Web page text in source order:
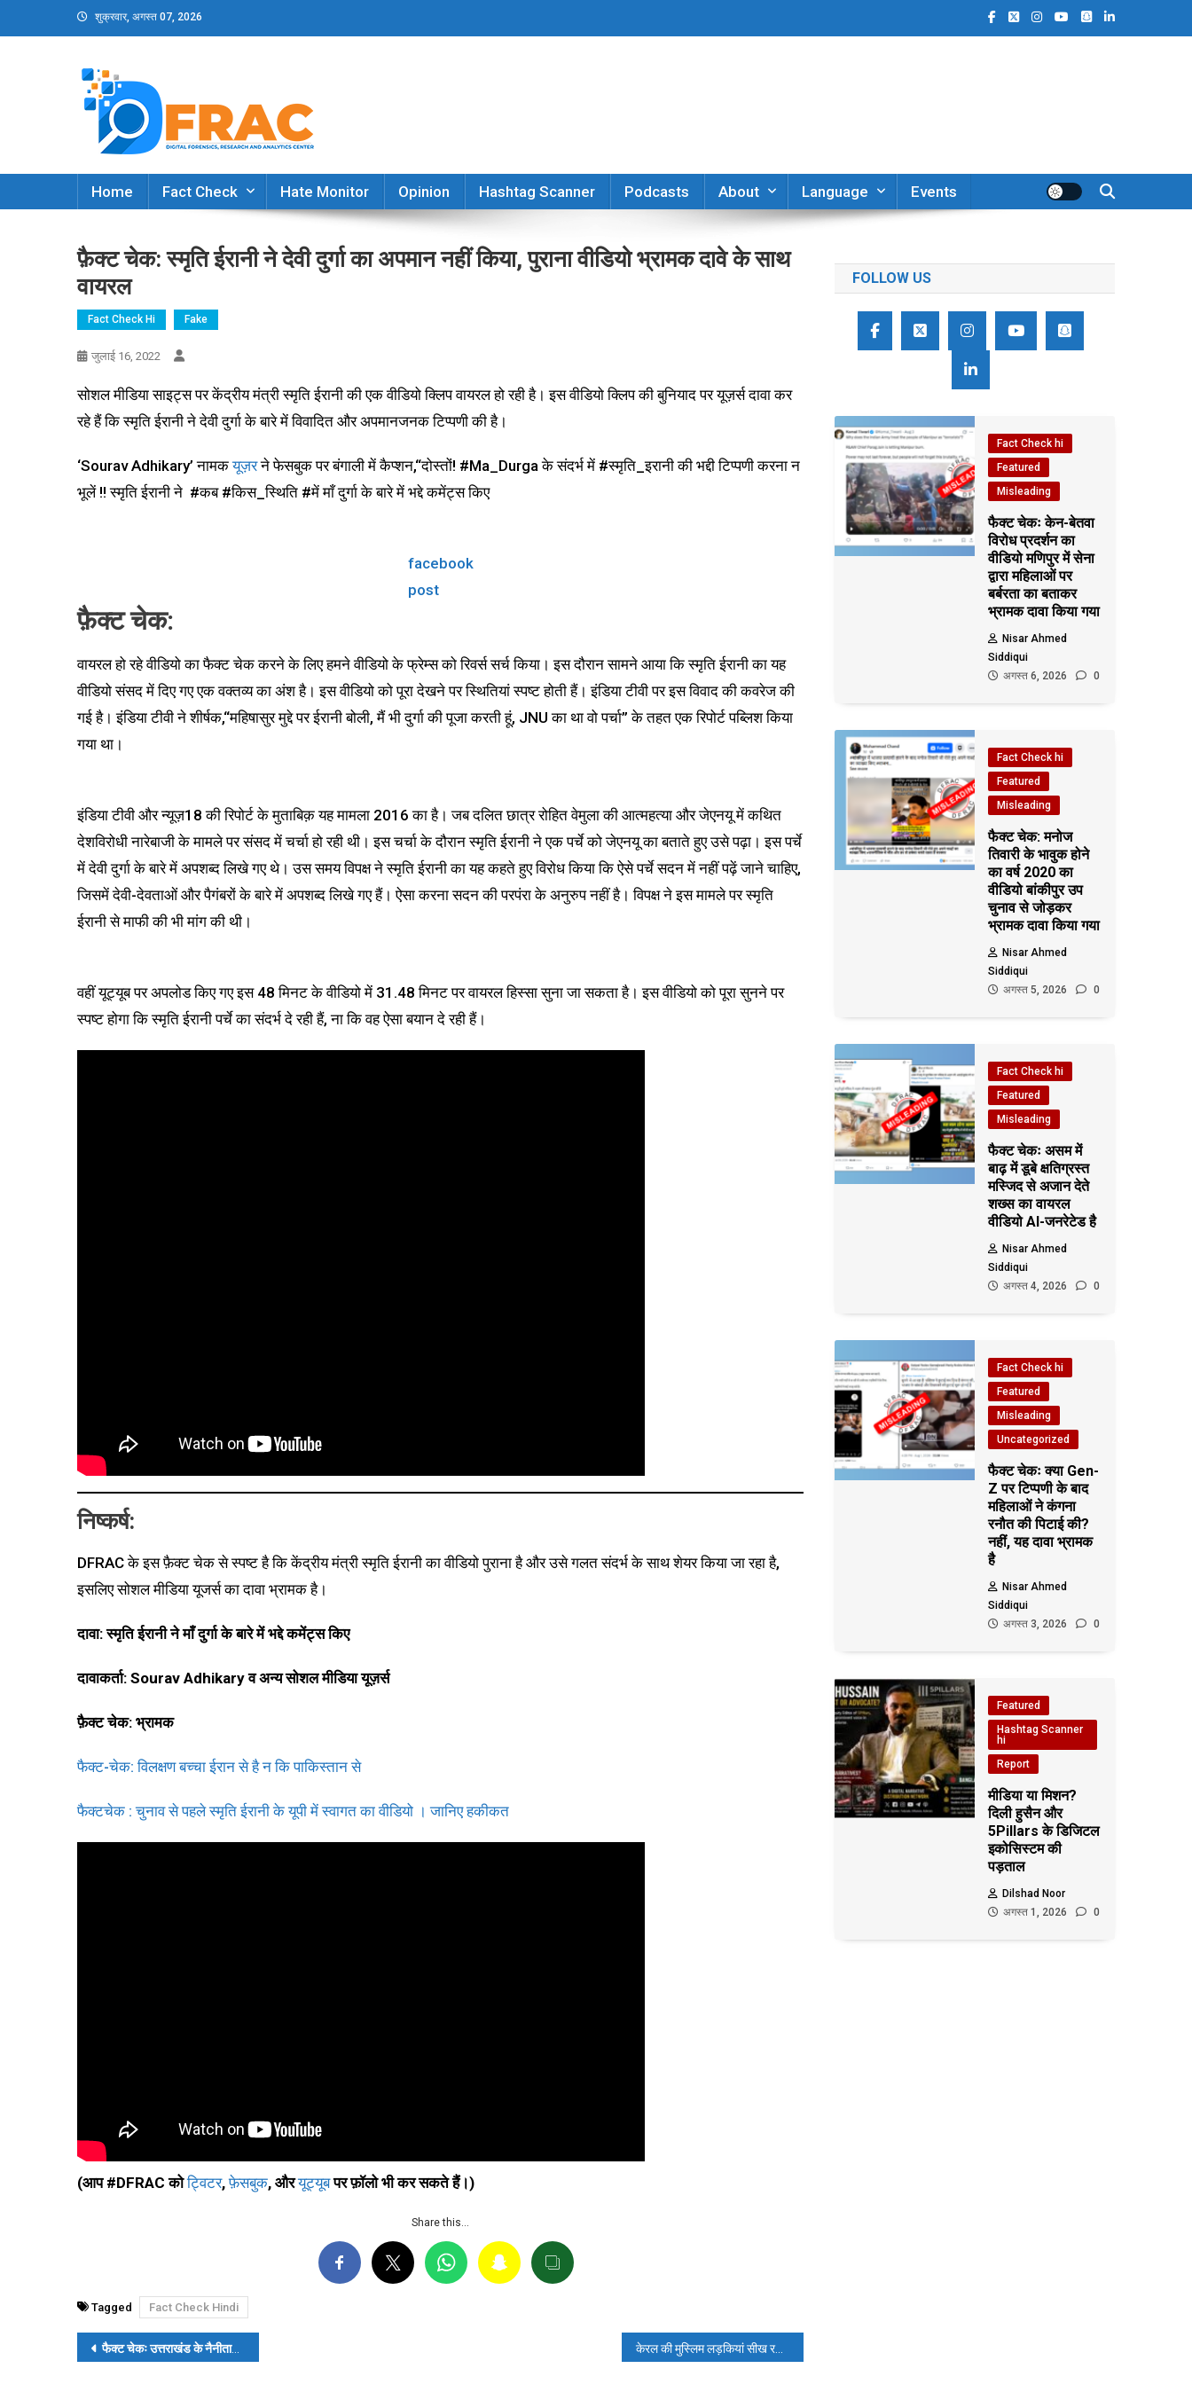
to
शुक्रवार, अगस्त 07, 2026
DFRAC_ORG
Digital Forensics, Research and Analytics Center
Home
Fact Check Hate Monitor Opinion Hashtag Scanner Podcasts About Language Events
फ़ैक्ट चेक: स्मृति ईरानी ने देवी दुर्गा का अपमान नहीं किया, पुराना वीडियो भ्रामक दावे के साथ
वायरल
Fact Check Hi Fake
जुलाई 16, 2022
सोशल मीडिया साइट्स पर केंद्रीय मंत्री स्मृति ईरानी की एक वीडियो क्लिप वायरल हो रही है। इस वीडियो क्लिप की बुनियाद पर यूज़र्स दावा कर
रहे हैं कि स्मृति ईरानी ने देवी दुर्गा के बारे में विवादित और अपमानजनक टिप्पणी की है।
‘Sourav Adhikary’ नामकयूज़रने फेसबुक पर बंगाली में कैप्शन,“दोस्तों! #Ma_Durga के संदर्भ में #स्मृति_इरानी की भद्दी टिप्पणी करना न
भूलें !! स्मृति ईरानी ने #कब #किस_स्थिति #में माँ दुर्गा के बारे में भद्दे कमेंट्स किए
facebook
post
फ़ैक्ट चेक:
वायरल हो रहे वीडियो का फैक्ट चेक करने के लिए हमने वीडियो के फ्रेम्स को रिवर्स सर्च किया। इस दौरान सामने आया कि स्मृति ईरानी का यह
वीडियो संसद में दिए गए एक वक्तव्य का अंश है। इस वीडियो को पूरा देखने पर स्थितियां स्पष्ट होती हैं। इंडिया टीवी पर इस विवाद की कवरेज की
गई है। इंडिया टीवी ने शीर्षक,“महिषासुर मुद्दे पर ईरानी बोली, मैं भी दुर्गा की पूजा करती हूं, JNU का था वो पर्चा” के तहत एक रिपोर्ट पब्लिश किया
गया था।
इंडिया टीवी और न्यूज़18 की रिपोर्ट के मुताबिक़ यह मामला 2016 का है। जब दलित छात्र रोहित वेमुला की आत्महत्या और जेएनयू में कथित
देशविरोधी नारेबाजी के मामले पर संसद में चर्चा हो रही थी। इस चर्चा के दौरान स्मृति ईरानी ने एक पर्चे को जेएनयू का बताते हुए उसे पढ़ा। इस पर्चे
में देवी दुर्गा के बारे में अपशब्द लिखे गए थे। उस समय विपक्ष ने स्मृति ईरानी का यह कहते हुए विरोध किया कि ऐसे पर्चे सदन में नहीं पढ़ें जाने चाहिए,
जिसमें देवी-देवताओं और पैगंबरों के बारे में अपशब्द लिखे गए हैं। ऐसा करना सदन की परपंरा के अनुरुप नहीं है। विपक्ष ने इस मामले पर स्मृति
ईरानी से माफी की भी मांग की थी।
वहीं यूट्यूब पर अपलोड किए गए इस 48 मिनट के वीडियो में 31.48 मिनट पर वायरल हिस्सा सुना जा सकता है। इस वीडियो को पूरा सुनने पर
स्पष्ट होगा कि स्मृति ईरानी पर्चे का संदर्भ दे रही हैं, ना कि वह ऐसा बयान दे रही हैं।
निष्कर्ष:
DFRAC के इस फ़ैक्ट चेक से स्पष्ट है कि केंद्रीय मंत्री स्मृति ईरानी का वीडियो पुराना है और उसे गलत संदर्भ के साथ शेयर किया जा रहा है,
इसलिए सोशल मीडिया यूजर्स का दावा भ्रामक है।
दावा: स्मृति ईरानी ने माँ दुर्गा के बारे में भद्दे कमेंट्स किए
दावाकर्ता: Sourav Adhikary व अन्य सोशल मीडिया यूज़र्स
फ़ैक्ट चेक: भ्रामक
फैक्ट-चेक: विलक्षण बच्चा ईरान से है न कि पाकिस्तान से
फैक्टचेक : चुनाव से पहले स्मृति ईरानी के यूपी में स्वागत का वीडियो । जानिए हकीकत
(आप #DFRAC कोट्विटर,फ़ेसबुक, औरयूट्यूब पर फ़ॉलो भी कर सकते हैं।)
Share this…
Tagged Fact Check Hindi
पोस्ट
फैक्ट चेकः उत्तराखंड के नैनीताल में आए बाढ़ का पुराना वीडियो श्रीगंगानगर बाढ़ का बताकर वायरल केरल की मुस्लिम लड़कियां सीख रहीं हिन्दू युद्ध विद्या? पढ़ें- फैक्ट चेक
FOLLOW US
Fact Check hi
Featured
Misleading
फैक्ट चेकः केन-बेतवा
विरोध प्रदर्शन का
वीडियो मणिपुर में सेना
द्वारा महिलाओं पर
बर्बरता का बताकर
भ्रामक दावा किया गया
Nisar Ahmed
Siddiqui
अगस्त 6, 2026
0
Fact Check hi
Featured
Misleading
फैक्ट चेक: मनोज
तिवारी के भावुक होने
का वर्ष 2020 का
वीडियो बांकीपुर उप
चुनाव से जोड़कर
भ्रामक दावा किया गया
Nisar Ahmed
Siddiqui
अगस्त 5, 2026
0
Fact Check hi
Featured
Misleading
फैक्ट चेकः असम में
बाढ़ में डूबे क्षतिग्रस्त
मस्जिद से अजान देते
शख्स का वायरल
वीडियो AI-जनरेटेड है
Nisar Ahmed
Siddiqui
अगस्त 4, 2026
0
Fact Check hi
Featured
Misleading
Uncategorized
फैक्ट चेकः क्या Gen-
Z पर टिप्पणी के बाद
महिलाओं ने कंगना
रनौत की पिटाई की?
नहीं, यह दावा भ्रामक
है
Nisar Ahmed
Siddiqui
अगस्त 3, 2026
0
Featured
Hashtag Scanner
hi
Report
मीडिया या मिशन?
दिली हुसैन और
5Pillars के डिजिटल
इकोसिस्टम की
पड़ताल
Dilshad Noor
अगस्त 1, 2026
0